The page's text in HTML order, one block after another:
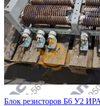
Блок резисторов Б6 У2